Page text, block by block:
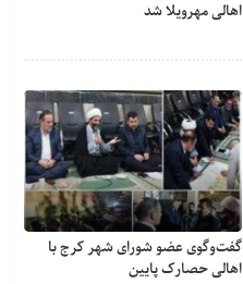
اهالی مهرویلا شد
گفت‌وگوی عضو شورای شهر کرج با
اهالی حصارک پایین